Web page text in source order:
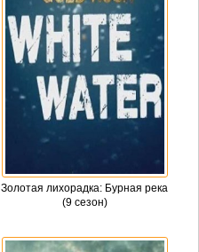
Золотая лихорадка: Бурная река
(9 сезон)